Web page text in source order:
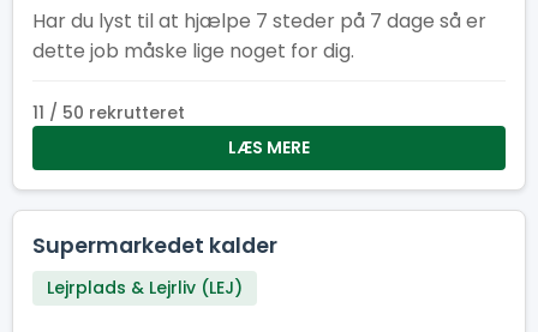
Har du lyst til at hjælpe 7 steder på 7 dage så er
dette job måske lige noget for dig.
11 / 50 rekrutteret
LÆS MERE
Supermarkedet kalder
Lejrplads & Lejrliv (LEJ)